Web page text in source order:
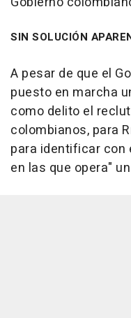
SIN SOLUCIÓN
A pesar de que el
puesto en marcha
como delito el
colombianos, para
para identificar con
en las que opera"